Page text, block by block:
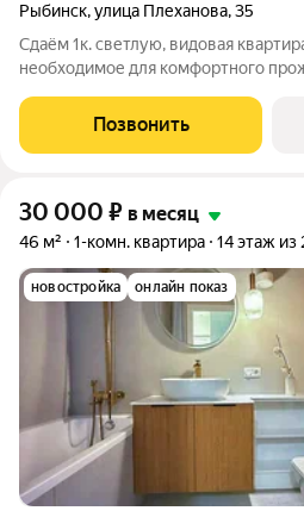
Рыбинск,улица Плеханова,35
Сдаём 1к. светлую, видовая
необходимое для комфортного
мебелью(диван,шкаф,кухонный
гарнитур) вся бытовая
Позвонить
30 000 ₽ в месяц
46 м² 1-комн. квартира 14 этаж из
новостройка онлайн показ